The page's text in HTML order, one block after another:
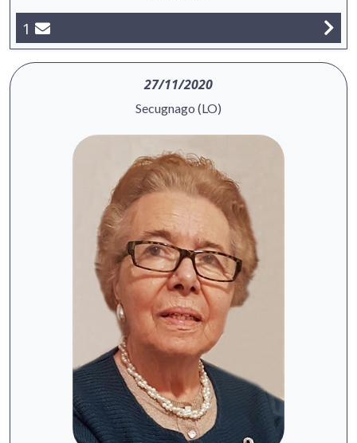
1
27/11/2020
Secugnago (LO)